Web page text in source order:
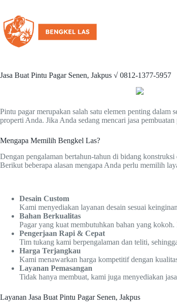
Jasa Buat Pintu Pagar Senen, Jakpus √ 0812-1377-5957
Pintu pagar merupakan salah satu elemen penting dalam
properti Anda. Jika Anda sedang mencari jasa
Mengapa Memilih Bengkel Las?
Dengan pengalaman bertahun-tahun di bidang
Berikut beberapa alasan mengapa Anda perlu memilih
Desain Custom
Kami menyediakan layanan desain sesuai
Bahan Berkualitas
Pagar yang kuat membutuhkan bahan yang
Pengerjaan Rapi & Cepat
Tim tukang kami berpengalaman dan teliti,
Harga Terjangkau
Kami menawarkan harga kompetitif dengan
Layanan Pemasangan
Tidak hanya membuat, kami juga menyediakan
Layanan Jasa Buat Pintu Pagar Senen, Jakpus